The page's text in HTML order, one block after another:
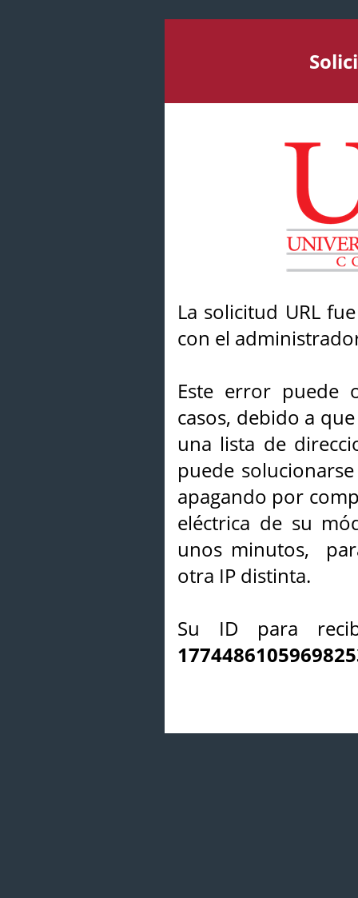
La solicitud URL
con el
Este error puede
casos, debido a
una lista de
puede
apagando por
eléctrica de su
unos minutos,
otra IP distinta.
Su ID para